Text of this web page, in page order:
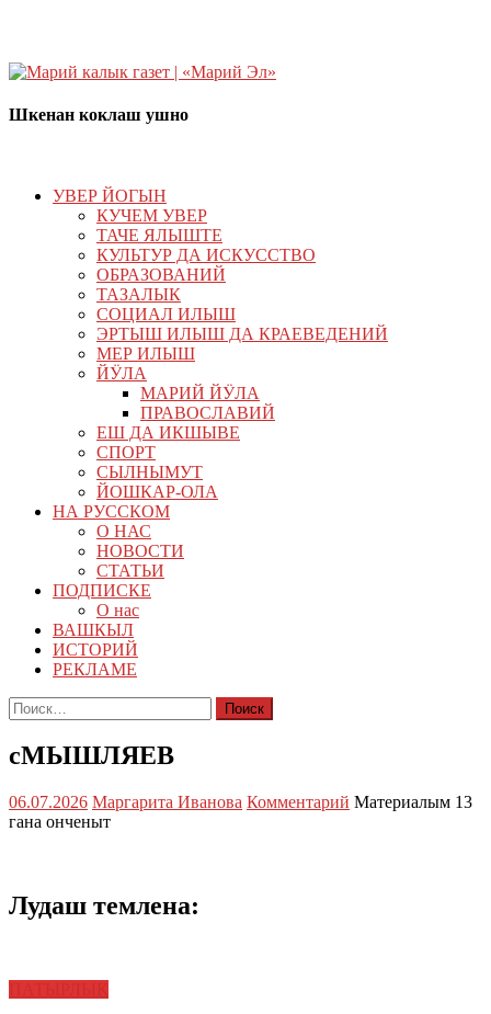
Шкенан коклаш ушно
УВЕР ЙОГЫН
КУЧЕМ УВЕР
ТАЧЕ ЯЛЫШТЕ
КУЛЬТУР ДА ИСКУССТВО
ОБРАЗОВАНИЙ
ТАЗАЛЫК
СОЦИАЛ ИЛЫШ
ЭРТЫШ ИЛЫШ ДА КРАЕВЕДЕНИЙ
МЕР ИЛЫШ
ЙӰЛА
МАРИЙ ЙӰЛА
ПРАВОСЛАВИЙ
ЕШ ДА ИКШЫВЕ
СПОРТ
СЫЛНЫМУТ
ЙОШКАР-ОЛА
НА РУССКОМ
О НАС
НОВОСТИ
СТАТЬИ
ПОДПИСКЕ
О нас
ВАШКЫЛ
ИСТОРИЙ
РЕКЛАМЕ
Найти:
сМЫШЛЯЕВ
06.07.2026 Маргарита Иванова Комментарий Материалым 13
гана онченыт
Лудаш темлена: